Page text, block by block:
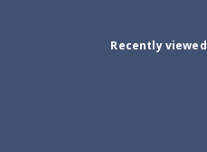
Recently viewed